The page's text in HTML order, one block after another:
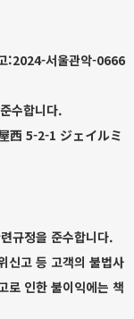
:2024-서울관악-0666
수합니다.
西​5-2-1ジェイルミ
규정을준수합니다.
신고등고객의불법사
로인한불이익에는책